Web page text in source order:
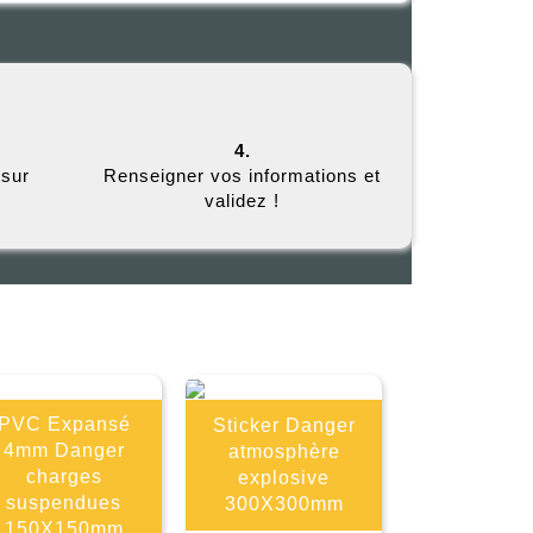
4.
Renseigner vos informations et
validez !
Expansé
4mm Danger
charges
suspendues
150X150mm
Sticker Danger
atmosphère
explosive
300X300mm